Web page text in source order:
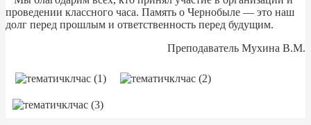
проведении классного часа. Память о Чернобыле — это наш
долг перед прошлым и ответственность перед будущим.
Преподаватель Мухина В.М.